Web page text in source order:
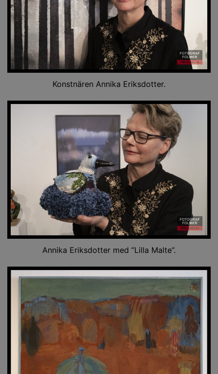
Konstnären Annika Eriksdotter.
Annika Eriksdotter med ”Lilla Malte”.